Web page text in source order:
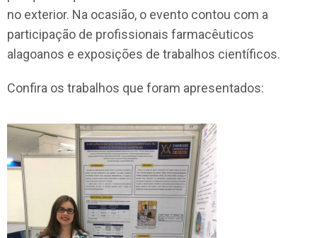
no exterior. Na ocasião, o evento contou com a
participação de profissionais farmacêuticos
alagoanos e exposições de trabalhos científicos.
Confira os trabalhos que foram apresentados: